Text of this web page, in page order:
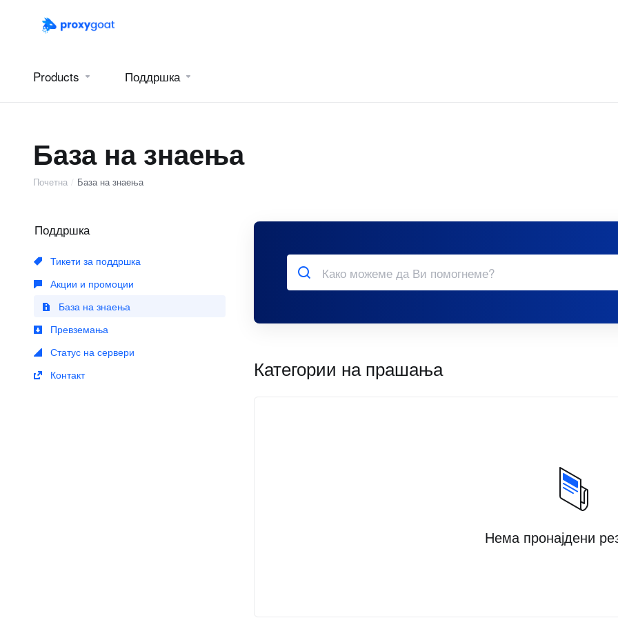
Products Поддршка
База на знаења
Почетна База на знаења
Поддршка
Тикети за поддршка
Акции и промоции
База на знаења
Превземања
Статус на сервери
Контакт
Категории на прашања
Нема пронајдени